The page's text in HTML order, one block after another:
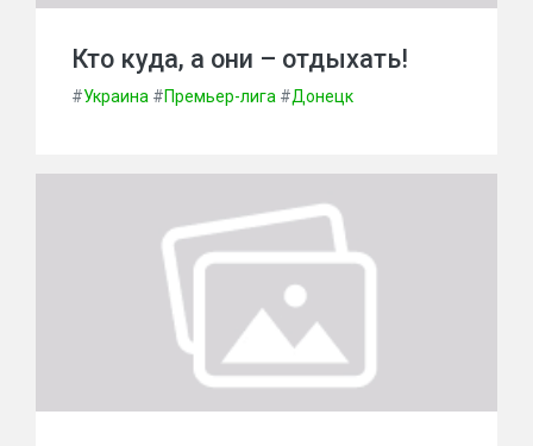
Кто куда, а они – отдыхать!
#Украина #Премьер-лига #Донецк